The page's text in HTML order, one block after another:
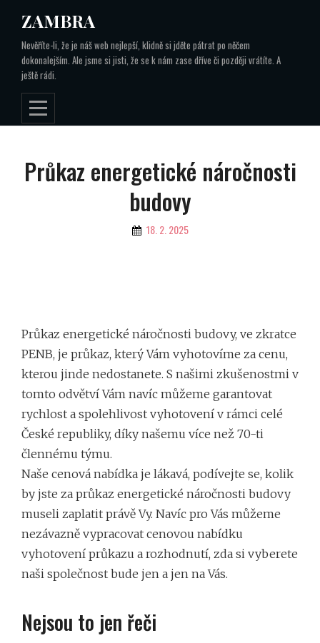
content
ZAMBRA
Nevěříte-li, že je náš web nejlepší, klidně si jděte pátrat po něčem
dokonalejším. Ale jsme si jisti, že se k nám zase dříve či později vrátíte. A
ještě rádi.
Průkaz energetické náročnosti
budovy
By 18. 2. 2025
Průkaz energetické náročnosti budovy, ve zkratce
PENB, je průkaz, který Vám vyhotovíme za cenu,
kterou jinde nedostanete. S našimi zkušenostmi v
tomto odvětví Vám navíc můžeme garantovat
rychlost a spolehlivost vyhotovení v rámci celé
České republiky, díky našemu více než 70-ti
člennému týmu.
Naše cenová nabídka je lákavá, podívejte se, kolik
by jste za průkaz energetické náročnosti budovy
museli zaplatit právě Vy. Navíc pro Vás můžeme
nezávazně vypracovat cenovou nabídku
vyhotovení průkazu a rozhodnutí, zda si vyberete
naši společnost bude jen a jen na Vás.
Nejsou to jen řeči
Navigace
pro